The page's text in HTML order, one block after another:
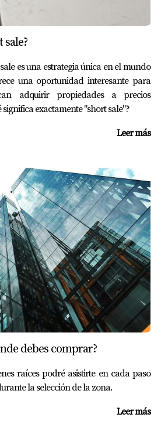
sale?
es una estrategia única en el mundo
una oportunidad interesante para
adquirir propiedades a precios
significa exactamente "short sale"?
Leer más
debes comprar?
raíces podré asistirte en cada paso
la selección de la zona.
Leer más